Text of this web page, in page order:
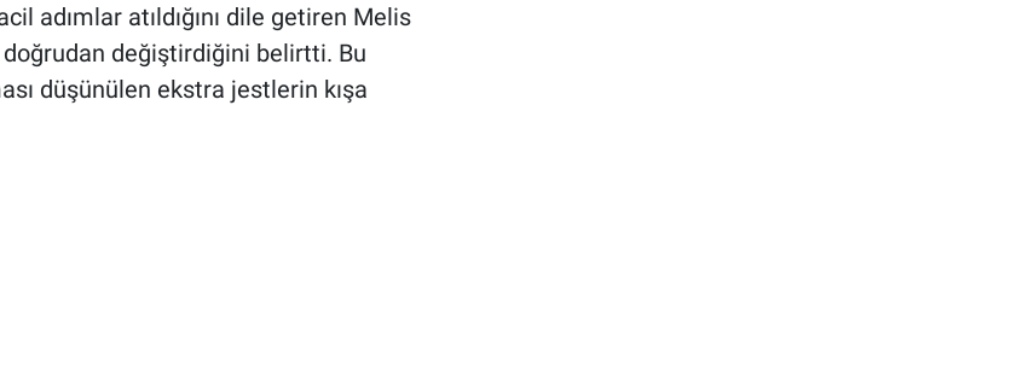
adımlar atıldığını dile getiren Melis
değiştirdiğini belirtti. Bu
düşünülen ekstra jestlerin kışa